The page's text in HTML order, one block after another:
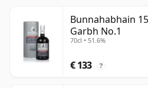
Bunnahabhain
Garbh No.1
70cl • 51.6%
€ 133 ?